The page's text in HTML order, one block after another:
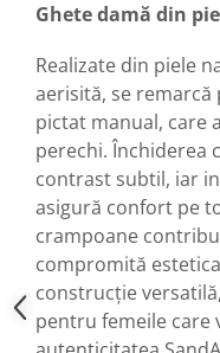
Ghete damă din
Realizate din piele
aerisită, se
pictat manual, care
perechi. Închiderea
contrast subtil, iar
asigură confort pe
crampoane
compromită
construcție
pentru femeile care